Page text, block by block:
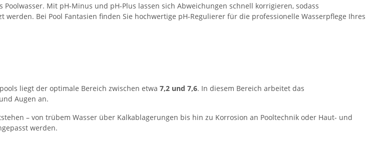
Mit pH-Minus und pH-Plus lassen sich Abweichungen schnell korrigieren, sodass
Bei Pool Fantasien finden Sie hochwertige pH-Regulierer für die professionelle Wasserpflege Ihres
liegt der optimale Bereich zwischen etwa 7,2 und 7,6. In diesem Bereich arbeitet das
Augen an.
– von trübem Wasser über Kalkablagerungen bis hin zu Korrosion an Pooltechnik oder Haut- und
werden.